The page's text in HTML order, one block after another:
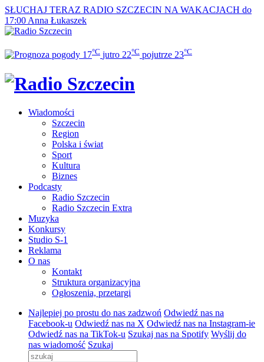
SŁUCHAJ TERAZ RADIO SZCZECIN NA WAKACJACH do
17:00 Anna Łukaszek
17°C jutro 22°C pojutrze 23°C
Wiadomości
Szczecin
Region
Polska i świat
Sport
Kultura
Biznes
Podcasty
Radio Szczecin
Radio Szczecin Extra
Muzyka
Konkursy
Studio S-1
Reklama
O nas
Kontakt
Struktura organizacyjna
Ogłoszenia, przetargi
Najlepiej po prostu do nas zadzwoń Odwiedź nas na
Facebook-u Odwiedź nas na X Odwiedź nas na Instagram-ie
Odwiedź nas na TikTok-u Szukaj nas na Spotify Wyślij do
nas wiadomość Szukaj